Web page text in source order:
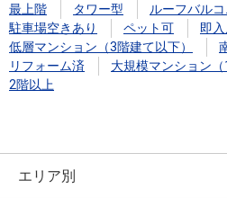
最上階
タワー型 ルーフバル
駐車場空きあり
ペット可
即
低層マンション（3階建て以下）
リフォーム済
大規模マンション（
2階以上
エリア別